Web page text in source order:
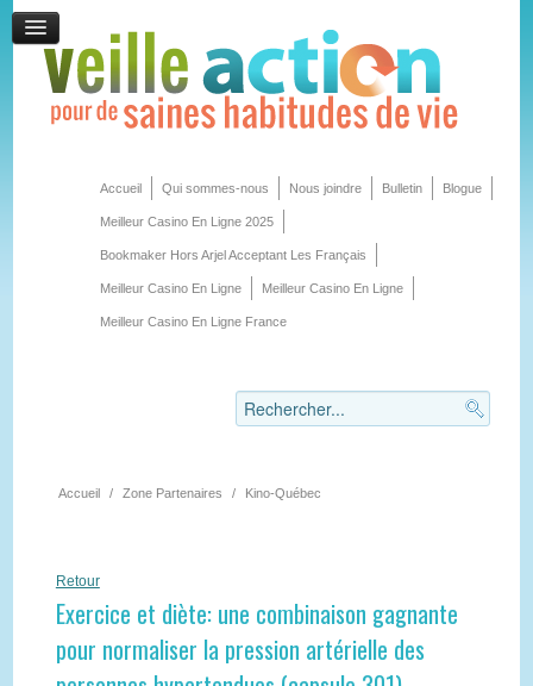
Accueil Qui sommes-nous Nous joindre Bulletin Blogue
Meilleur Casino En Ligne 2025
Bookmaker Hors Arjel Acceptant Les Français
Meilleur Casino En Ligne Meilleur Casino En Ligne
Meilleur Casino En Ligne France
Accueil / Zone Partenaires / Kino-Québec
Retour
Exercice et diète: une combinaison gagnante
pour normaliser la pression artérielle des